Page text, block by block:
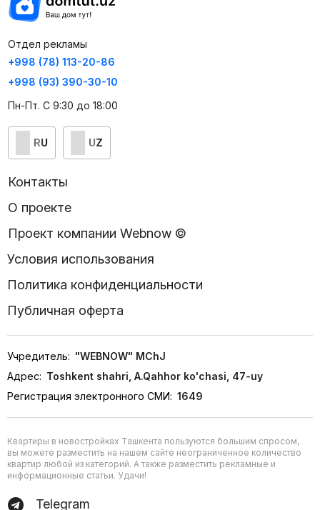
Отдел рекламы
+998 (78) 113-20-86
+998 (93) 390-30-10
Пн-Пт. С 9:30 до 18:00
RU UZ
Контакты
О проекте
Проект компании Webnow ©
Условия использования
Политика конфиденциальности
Публичная оферта
Учредитель: "WEBNOW" MChJ
Адрес: Toshkent shahri, A.Qahhor ko'chasi, 47-uy
Регистрация электронного СМИ: 1649
Квартиры в новостройках Ташкента пользуются большим спросом,
вы можете разместить на нашем сайте неограниченное количество
квартир любой из категорий. А также разместить рекламные и
информационные статьи. Удачи!
Telegram